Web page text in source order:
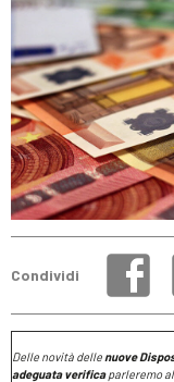
Condividi
Delle novità delle nuove
adeguata verificaparleremo al